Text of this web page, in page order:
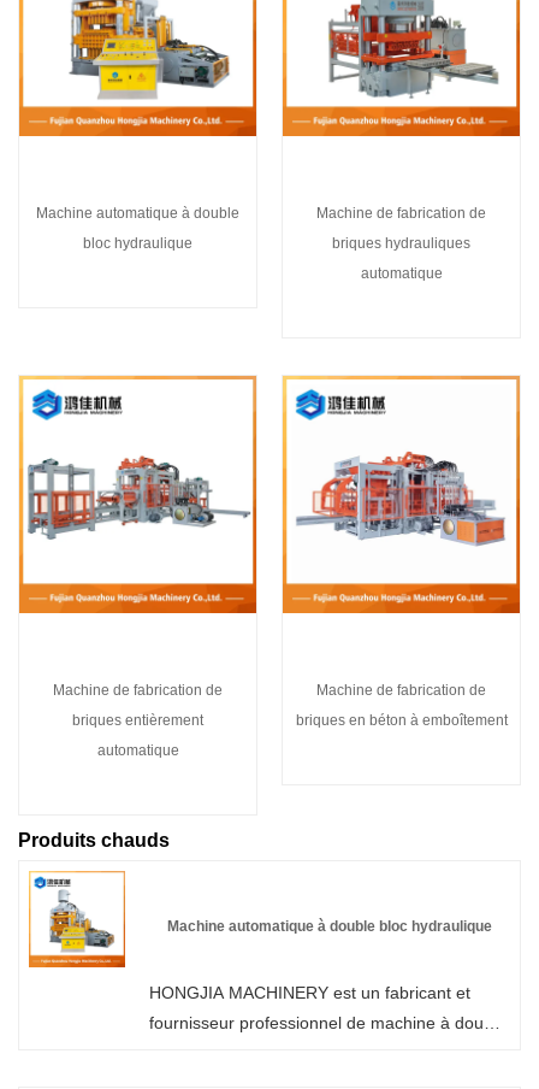
Machine automatique à double
bloc hydraulique
Machine de fabrication de
briques hydrauliques
automatique
Machine de fabrication de
briques entièrement
automatique
Machine de fabrication de
briques en béton à emboîtement
Produits chauds
Machine automatique à double bloc hydraulique
HONGJIA MACHINERY est un fabricant et
fournisseur professionnel de machine à double